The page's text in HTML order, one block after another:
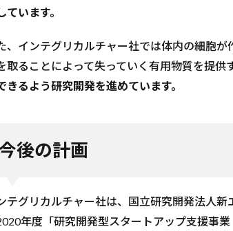
ています。
、インテグリカルチャー社では体内の細胞
取ることによって失っていく有用物質を提供
きるよう研究開発を進めています。
後の計画
テグリカルチャー社は、国立研究開発法人新
年度「研究開発型スタートアップ支援事